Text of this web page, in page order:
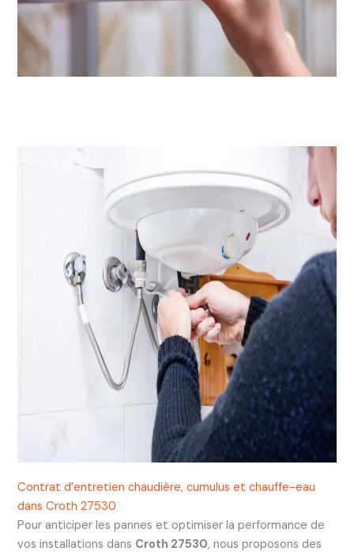
Contrat d’entretien chaudière, cumulus et chauffe-eau
dans Croth 27530
Pour anticiper les pannes et optimiser la performance de
vos installations dans Croth 27530, nous proposons des